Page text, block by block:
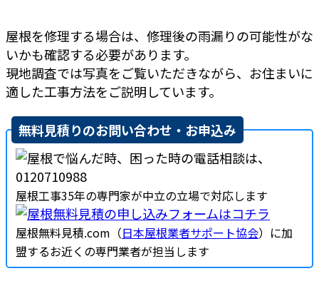
屋根を修理する場合は、修理後の雨漏りの可能性がな
いかも確認する必要があります。
現地調査では写真をご覧いただきながら、お住まいに
適した工事方法をご説明しています。
無料見積りのお問い合わせ・お申込み
屋根工事35年の専門家が中立の立場で対応します
屋根無料見積.com（日本屋根業者サポート協会）に加
盟するお近くの専門業者が担当します